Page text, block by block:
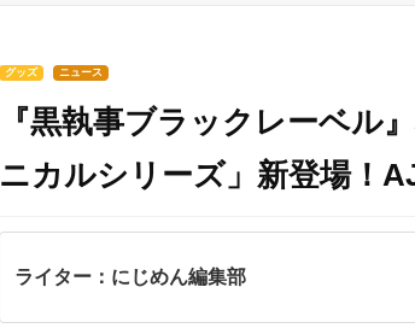
グッズ ニュース
『黒執事ブラックレーベル
ニカルシリーズ」新登場！
ライター：にじめん編集部